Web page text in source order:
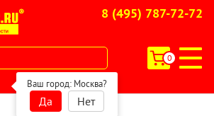
8 (495) 787-72-72
0
Ваш город: Москва?
Да Нет